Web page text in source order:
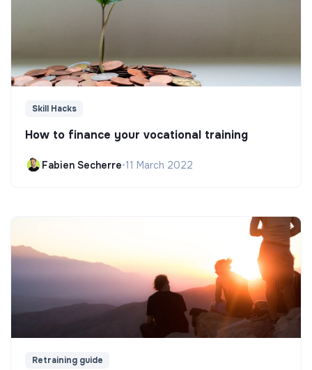
Skill Hacks
How to finance your vocational training
Fabien Secherre•11 March 2022
Retraining guide